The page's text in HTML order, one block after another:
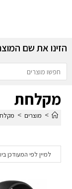
הזינו את שם
מקלחת
> מוצרים >